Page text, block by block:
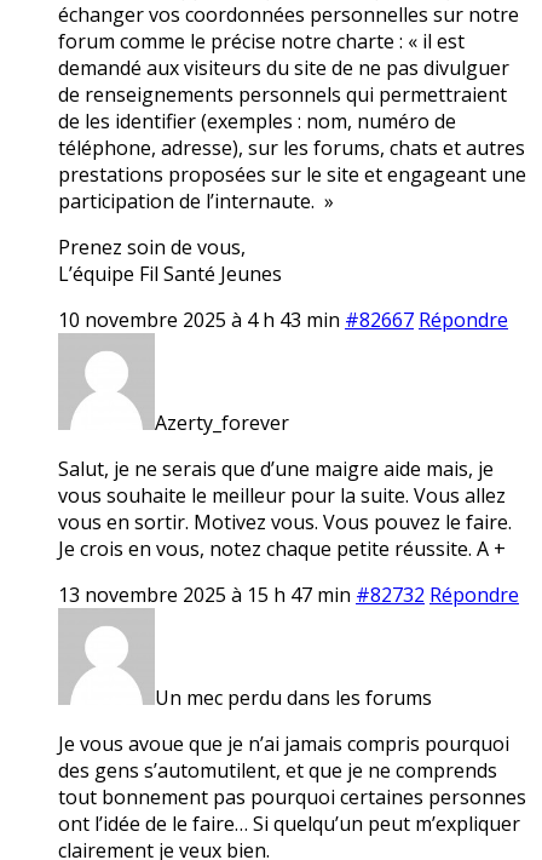
échanger vos coordonnées personnelles sur notre
forum comme le précise notre charte : « il est
demandé aux visiteurs du site de ne pas divulguer
de renseignements personnels qui permettraient
de les identifier (exemples : nom, numéro de
téléphone, adresse), sur les forums, chats et autres
prestations proposées sur le site et engageant une
participation de l’internaute. »
Prenez soin de vous,
L’équipe Fil Santé Jeunes
10 novembre 2025 à 4 h 43 min #82667 Répondre
Azerty_forever
Salut, je ne serais que d’une maigre aide mais, je
vous souhaite le meilleur pour la suite. Vous allez
vous en sortir. Motivez vous. Vous pouvez le faire.
Je crois en vous, notez chaque petite réussite. A +
13 novembre 2025 à 15 h 47 min #82732 Répondre
Un mec perdu dans les forums
Je vous avoue que je n’ai jamais compris pourquoi
des gens s’automutilent, et que je ne comprends
tout bonnement pas pourquoi certaines personnes
ont l’idée de le faire… Si quelqu’un peut m’expliquer
clairement je veux bien.